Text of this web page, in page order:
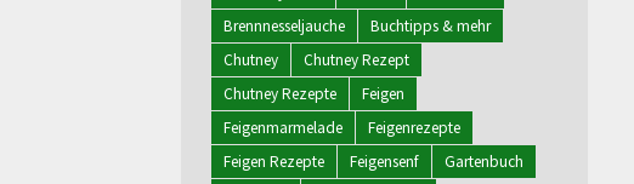
Brennnesseljauche
Buchtipps & mehr
Chutney
Chutney Rezept
Chutney Rezepte
Feigen
Feigenmarmelade
Feigenrezepte
Feigen Rezepte
Feigensenf
Gartenbuch